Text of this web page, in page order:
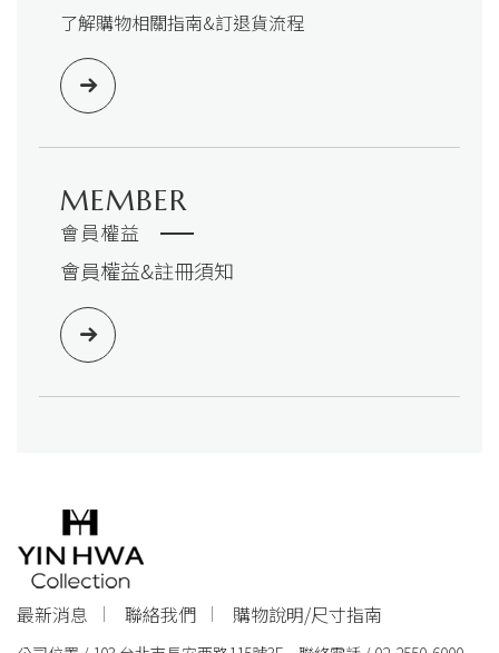
了解購物相關指南&訂退貨流程
MEMBER
會員權益
會員權益&註冊須知
最新消息 聯絡我們 購物說明/尺寸指南